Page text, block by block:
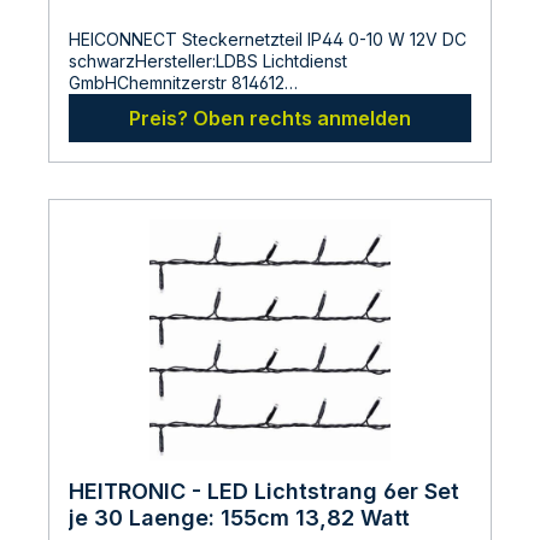
HEICONNECT Steckernetzteil IP44 0-10 W 12V DC
schwarzHersteller:LDBS Lichtdienst
GmbHChemnitzerstr 814612
und Sicherheitsinformationen:Lesen sie vor der
Inbetriebnahme die Bedienungsanleitung und die
Hinweise auf der Verpackung sorgfältig durch und
Preis? Oben rechts anmelden
HEITRONIC - LED Lichtstrang 6er Set
je 30 Laenge: 155cm 13,82 Watt